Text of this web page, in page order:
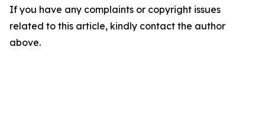
If you have any complaints or copyright issues
related to this article, kindly contact the author
above.